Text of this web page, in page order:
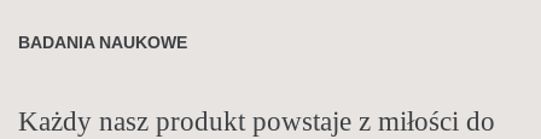
AUTORSKIE RECEPTURY
Nasze produkty tworzymy od podstaw. W
BADANIA NAUKOWE
Każdy nasz produkt powstaje z miłości do
TRADYCJA I NAUKA
Tradycje zielarskie stosujemy